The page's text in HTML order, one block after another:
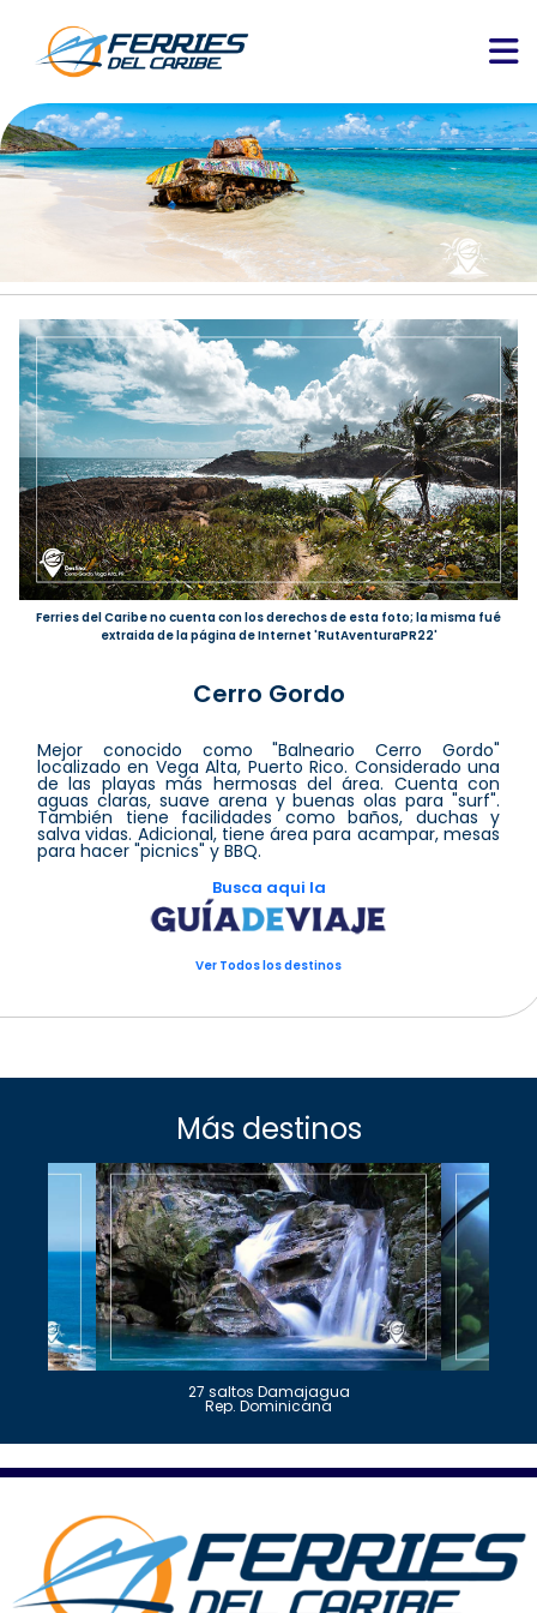
Ferries del Caribe no cuenta con los derechos de esta foto; la misma fué
extraida de la página de Internet 'RutAventuraPR22'
Cerro Gordo
Mejor conocido como "Balneario Cerro Gordo"
localizado en Vega Alta, Puerto Rico. Considerado una
de las playas más hermosas del área. Cuenta con
aguas claras, suave arena y buenas olas para "surf".
También tiene facilidades como baños, duchas y
salva vidas. Adicional, tiene área para acampar, mesas
para hacer "picnics" y BBQ.
Busca aqui la
Ver Todos los destinos
Más destinos
27 saltos Damajagua
Rep. Dominicana